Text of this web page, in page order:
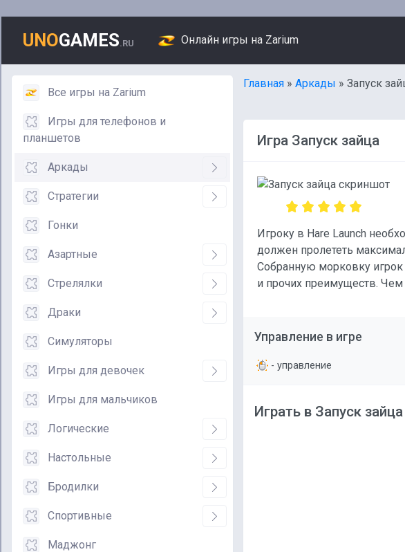
UNOGAMES.RU Онлайн игры на Zarium
Все игры на Zarium
Игры для телефонов и
планшетов
Аркады
Стратегии
Гонки
Азартные
Стрелялки
Драки
Симуляторы
Игры для девочек
Игры для мальчиков
Логические
Настольные
Бродилки
Спортивные
Маджонг
Главная » Аркады » Запуск
Игра Запуск зайца
Игроку в Hare Launch
должен пролететь
Собранную морковку
и прочих преимуществ. Чем
Управление в игре
- управление
Играть в Запуск